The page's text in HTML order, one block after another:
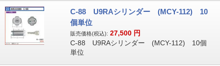
C-88 U9RAシリンダー (MCY-112) 10
個単位
販売価格(税込): 27,500 円
C-88 U9RAシリンダー (MCY-112) 10個
単位